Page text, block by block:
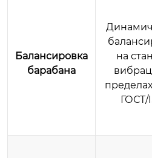
Балансировка
барабана
на
ГОСТ/